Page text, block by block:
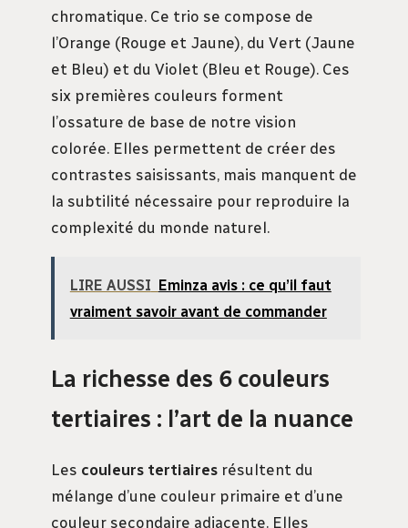
chromatique. Ce trio se compose de
l’Orange (Rouge et Jaune), du Vert (Jaune
et Bleu) et du Violet (Bleu et Rouge). Ces
six premières couleurs forment
l’ossature de base de notre vision
colorée. Elles permettent de créer des
contrastes saisissants, mais manquent de
la subtilité nécessaire pour reproduire la
complexité du monde naturel.
LIRE AUSSI Eminza avis : ce qu’il faut
vraiment savoir avant de commander
La richesse des 6 couleurs
tertiaires : l’art de la nuance
Les couleurs tertiaires résultent du
mélange d’une couleur primaire et d’une
couleur secondaire adjacente. Elles